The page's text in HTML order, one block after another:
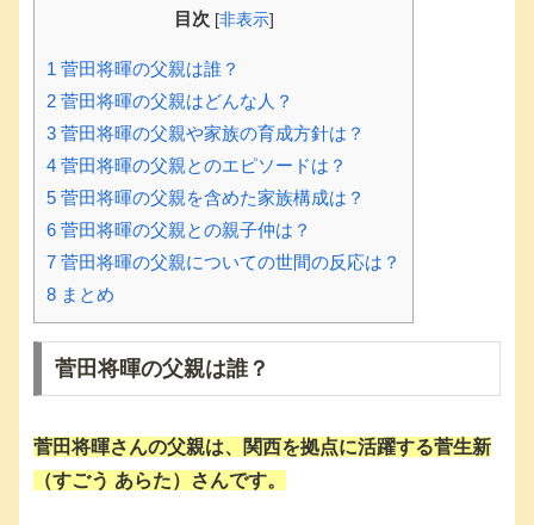
目次 [非表示]
1 菅田将暉の父親は誰？
2 菅田将暉の父親はどんな人？
3 菅田将暉の父親や家族の育成方針は？
4 菅田将暉の父親とのエピソードは？
5 菅田将暉の父親を含めた家族構成は？
6 菅田将暉の父親との親子仲は？
7 菅田将暉の父親についての世間の反応は？
8 まとめ
菅田将暉の父親は誰？
菅田将暉さんの父親は、関西を拠点に活躍する菅生新
（すごう あらた）さんです。